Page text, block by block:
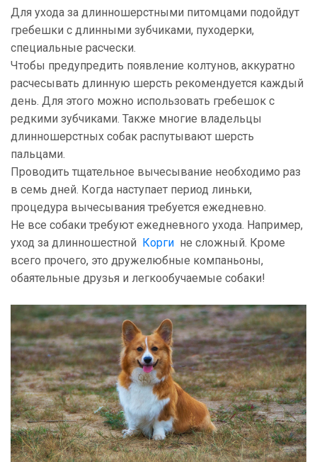
Для ухода за длинношерстными питомцами подойдут
гребешки с длинными зубчиками, пуходерки,
специальные расчески.
Чтобы предупредить появление колтунов, аккуратно
расчесывать длинную шерсть рекомендуется каждый
день. Для этого можно использовать гребешок с
редкими зубчиками. Также многие владельцы
длинношерстных собак распутывают шерсть
пальцами.
Проводить тщательное вычесывание необходимо раз
в семь дней. Когда наступает период линьки,
процедура вычесывания требуется ежедневно.
Не все собаки требуют ежедневного ухода. Например,
уход за длинношестной Корги не сложный. Кроме
всего прочего, это дружелюбные компаньоны,
обаятельные друзья и легкообучаемые собаки!